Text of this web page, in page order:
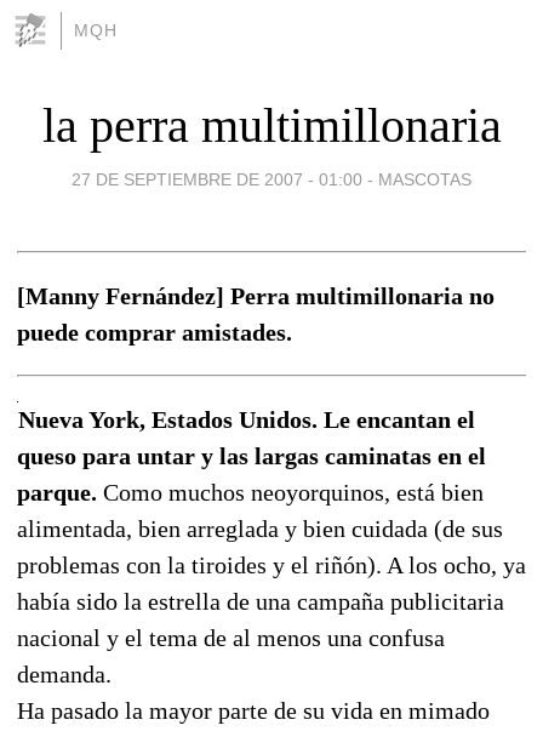
MQH
la perra multimillonaria
27 DE SEPTIEMBRE DE 2007 - 01:00 - MASCOTAS
[Manny Fernández] Perra multimillonaria no
puede comprar amistades.
Nueva York, Estados Unidos. Le encantan el
queso para untar y las largas caminatas en el
parque. Como muchos neoyorquinos, está bien
alimentada, bien arreglada y bien cuidada (de sus
problemas con la tiroides y el riñón). A los ocho, ya
había sido la estrella de una campaña publicitaria
nacional y el tema de al menos una confusa
demanda.
Ha pasado la mayor parte de su vida en mimado